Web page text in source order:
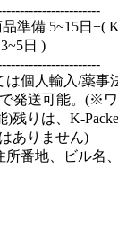
準備 5~15日+(
日 )
は個人輸入/薬事
発送可能。(※
残りは、K-
ありません)
所番地、ビル名